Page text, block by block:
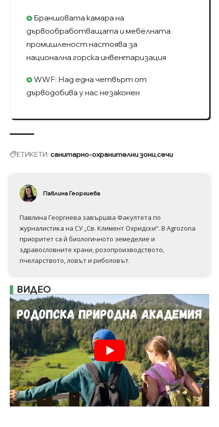
Браншовата камара на
дървообработващата и мебелната
промишленост настоява за
национална горска инвентаризация
WWF: Над една четвърт от
дърводобива у нас незаконен
ЕТИКЕТИ: санитарно-охранителни зонисечи
Павлина Георгиева
Павлина Георгиева завършва Факултета по
журналистика на СУ „Св. Климент Охридски“. В Аgrozona
приоритет са й биологичното земеделие и
здравословните храни, розопроизводството,
пчеларството, ловът и риболовът.
ВИДЕО